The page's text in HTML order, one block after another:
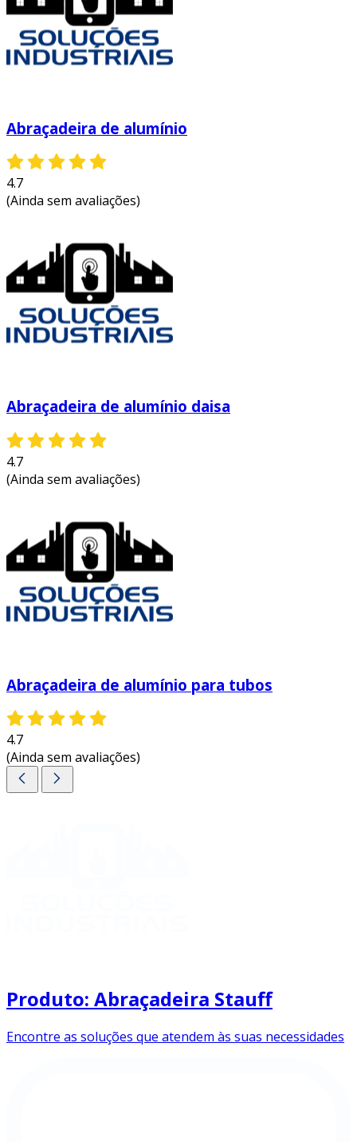
Abraçadeira de alumínio
4.7
(Ainda sem avaliações)
Abraçadeira de alumínio daisa
4.7
(Ainda sem avaliações)
Abraçadeira de alumínio para tubos
4.7
(Ainda sem avaliações)
Produto: Abraçadeira Stauff
Encontre as soluções que atendem às suas necessidades